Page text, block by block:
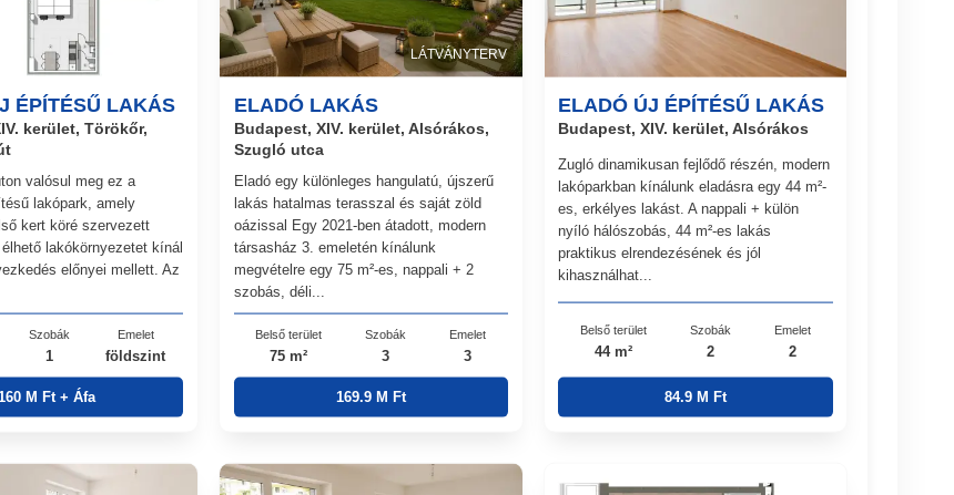
ÉPÍTÉSŰ LAKÁS
kerület, Törökőr,
valósul meg ez a
lakópark, amely
kert köré szervezett
lakókörnyezetet kínál
előnyei mellett. Az
Szobák
1
Emelet
földszint
M Ft + Áfa
LÁTVÁNYTERV
ELADÓ LAKÁS
Budapest, XIV. kerület, Alsórákos,
Szugló utca
Eladó egy különleges hangulatú, újszerű
lakás hatalmas terasszal és saját zöld
oázissal Egy 2021-ben átadott, modern
társasház 3. emeletén kínálunk
megvételre egy 75 m²-es, nappali + 2
szobás, déli...
Belső terület
75 m²
Szobák
3
Emelet
3
169.9 M Ft
ELADÓ ÚJ ÉPÍTÉSŰ LAKÁS
Budapest, XIV. kerület, Alsórákos
Zugló dinamikusan fejlődő részén, modern
lakóparkban kínálunk eladásra egy 44 m²-
es, erkélyes lakást. A nappali + külön
nyíló hálószobás, 44 m²-es lakás
praktikus elrendezésének és jól
kihasználhat...
Belső terület
44 m²
Szobák
2
Emelet
2
84.9 M Ft